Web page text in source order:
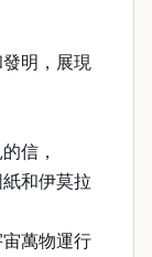
明，展現
信，
和伊莫拉
萬物運行